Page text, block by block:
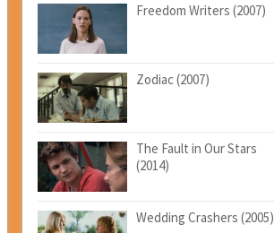
Freedom Writers (2007)
Zodiac (2007)
The Fault in Our Stars
(2014)
Wedding Crashers (2005)